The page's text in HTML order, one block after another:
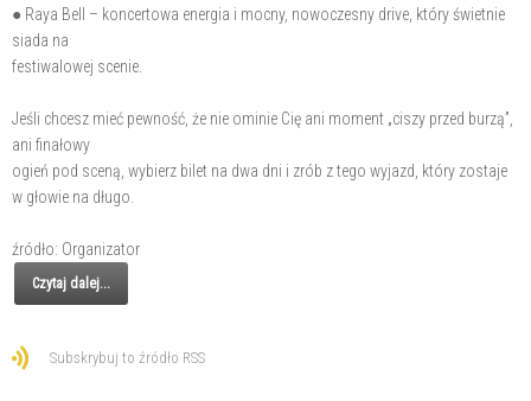
● Raya Bell – koncertowa energia i mocny, nowoczesny drive, który świetnie
siada na
festiwalowej scenie.
Jeśli chcesz mieć pewność, że nie ominie Cię ani moment „ciszy przed burzą”,
ani finałowy
ogień pod sceną, wybierz bilet na dwa dni i zrób z tego wyjazd, który zostaje
w głowie na długo.
źródło: Organizator
Czytaj dalej...
Subskrybuj to źródło RSS